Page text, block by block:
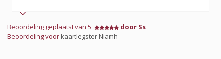
Beoordeling geplaatst van 5
door Ss
Beoordeling voorkaartlegster Niamh